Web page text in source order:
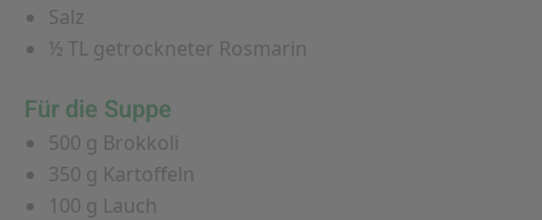
Salz
½ TL getrockneter Rosmarin
Für die Suppe
500 g Brokkoli
350 g Kartoffeln
100 g Lauch